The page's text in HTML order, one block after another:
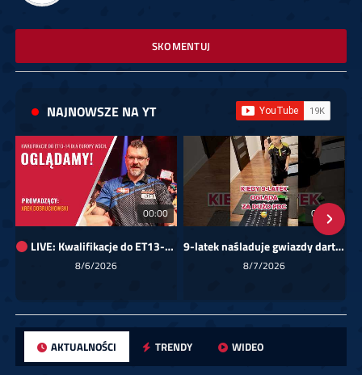
SKOMENTUJ
NAJNOWSZE NA YT
00:00
LIVE: Kwalifikacje do ET13-14 dla Europy Wschodniej
8/6/2026
01:08
9-latek naśladuje gwiazdy darta!
8/7/2026
AKTUALNOŚCI TRENDY WIDEO